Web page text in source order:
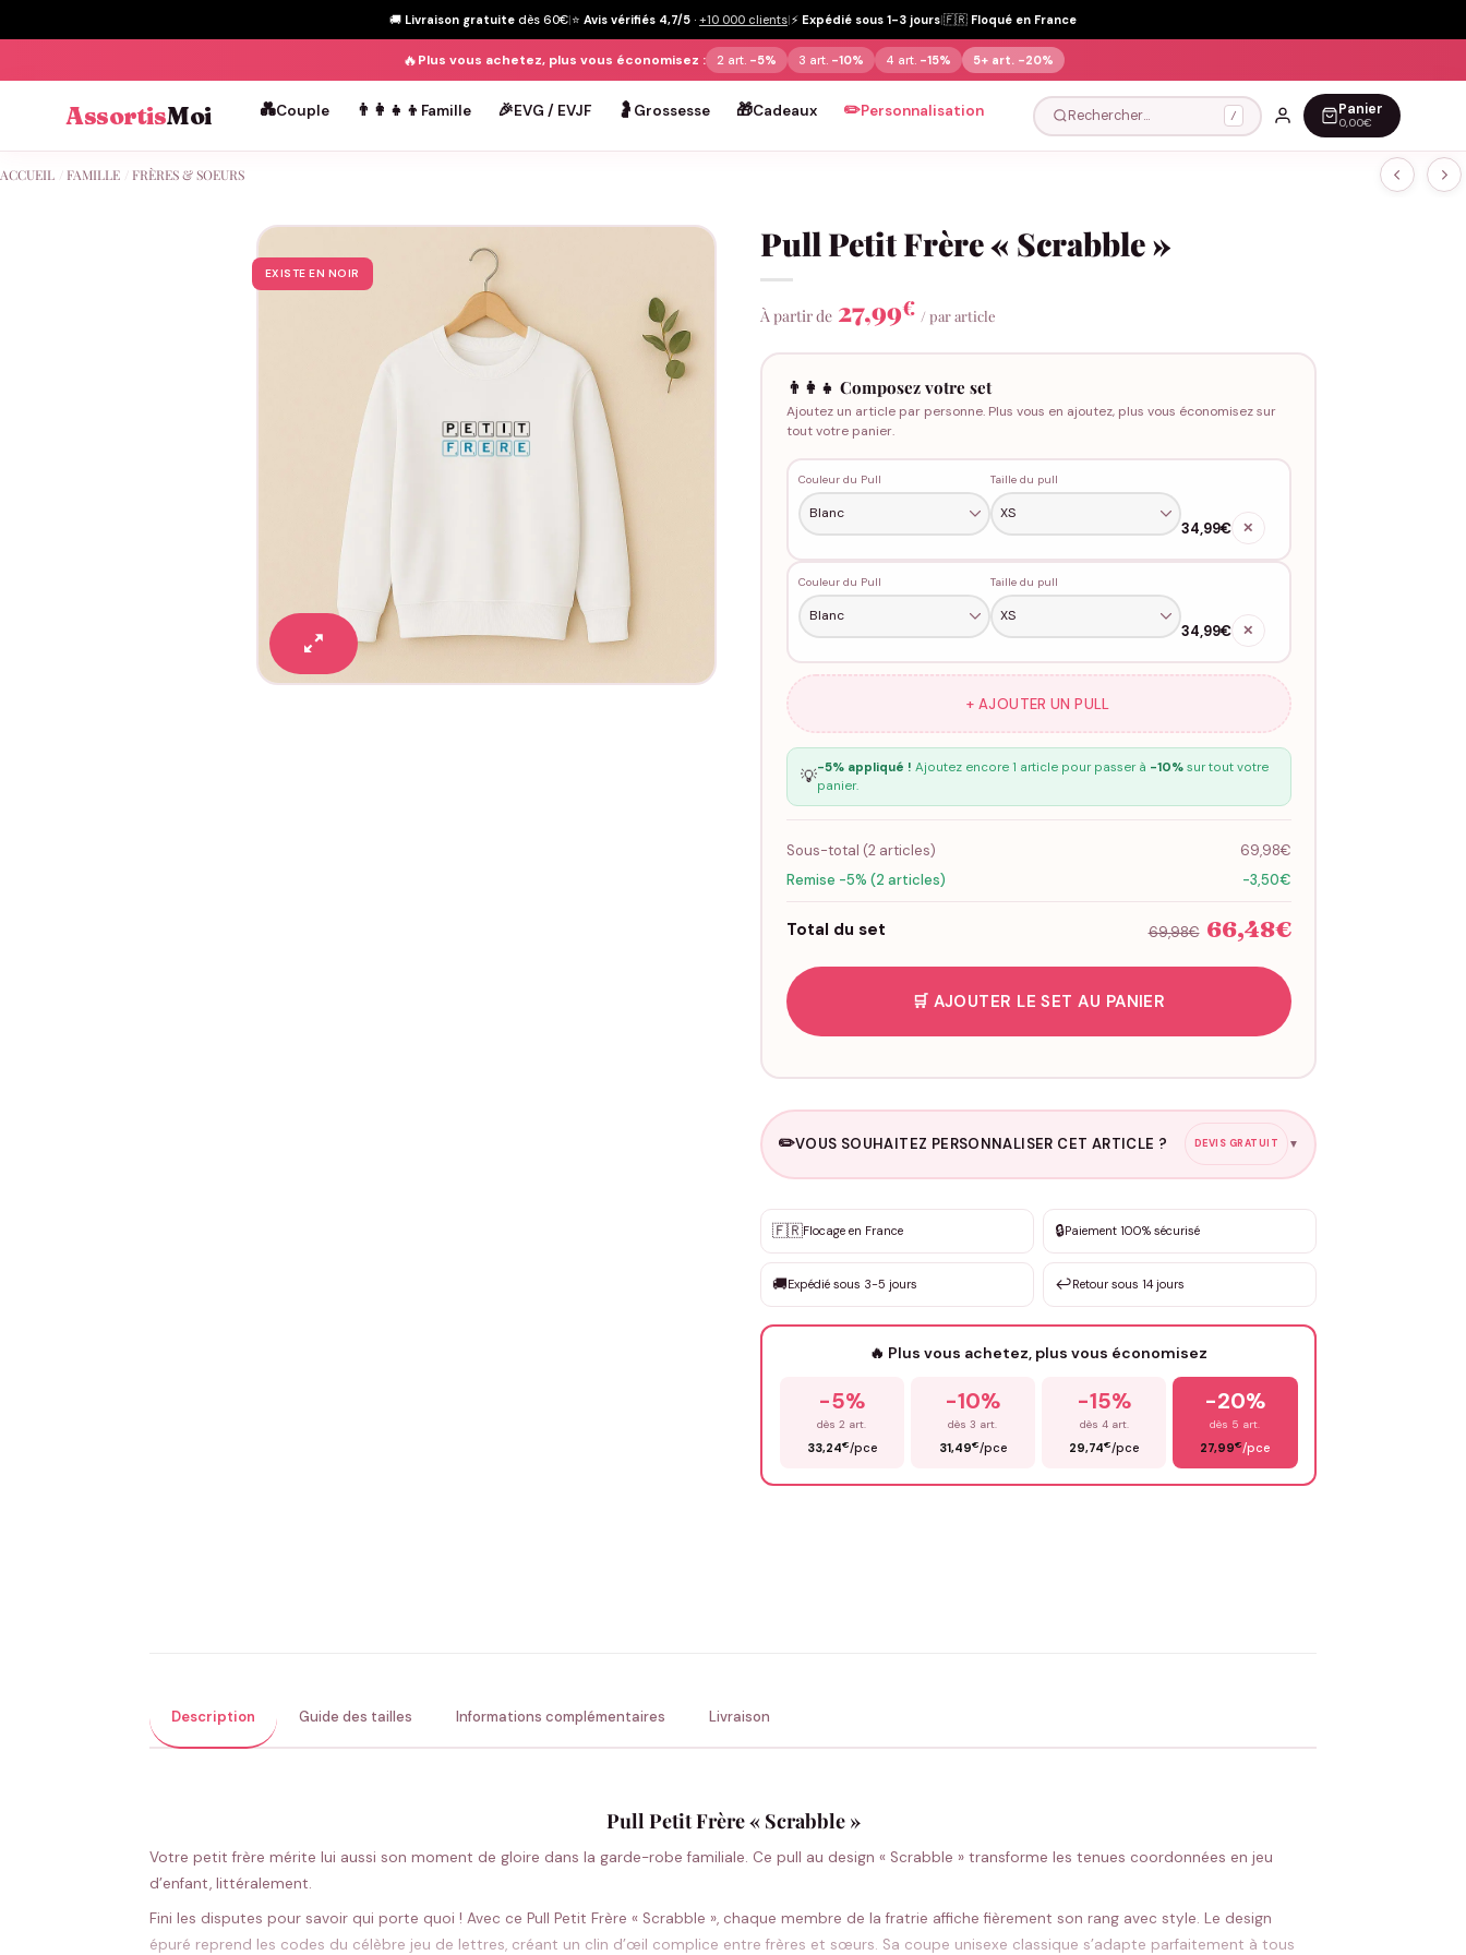
🚚 Livraison gratuite dès 60€|⭐ Avis vérifiés 4,7/5 · +10 000 clients|⚡ Expédié sous 1-3 jours|🇫🇷 Floqué en France
🔥Plus vous achetez, plus vous économisez : 2 art. -5% 3 art. -10% 4 art. -15% 5+ art. -20%
AssortisMoi 💑Couple 👨‍👩‍👧‍👦 Famille 🎉EVG / EVJF 🤰 Grossesse 🎁Cadeaux ✏️Personnalisation Rechercher… / Panier
0,00€
ACCUEIL FAMILLE FRÈRES & SOEURS
EXISTE EN NOIR
Pull Petit Frère « Scrabble »
À partir de 27,99€ / par article
👨‍👩‍👧 Composez votre set
Ajoutez un article par personne. Plus vous en ajoutez, plus vous économisez sur
tout votre panier.
Couleur du Pull Taille du pull
34,99€ ✕
Couleur du Pull Taille du pull
34,99€ ✕
+ AJOUTER UN PULL
💡-5% appliqué ! Ajoutez encore 1 article pour passer à -10%sur tout votre
panier.
Sous-total (2articles)
69,98€
Remise -5% (2 articles)
-3,50€
Total du set 69,98€ 66,48€
🛒 AJOUTER LE SET AU PANIER
✏️VOUS SOUHAITEZ PERSONNALISER CET ARTICLE ? DEVIS GRATUIT ▼
✨ Personnalisation sur mesure
DEVIS GRATUIT · Personnalisation de 3 à 10€ selon la demande
Que souhaitez-vous ?
🇫🇷Flocage en France 🔒Paiement 100% sécurisé
🚚Expédié sous 3-5 jours ↩️Retour sous 14 jours
🔥 Plus vous achetez, plus vous économisez
-5%
dès 2 art.
33,24€/pce
-10%
dès 3 art.
31,49€/pce
-15%
dès 4 art.
29,74€/pce
-20%
dès 5 art.
27,99€/pce
Description Guide des tailles Informations complémentaires Livraison
Pull Petit Frère « Scrabble »
Votre petit frère mérite lui aussi son moment de gloire dans la garde-robe familiale. Ce pull au design « Scrabble » transforme les tenues coordonnées en jeu
d’enfant, littéralement.
Fini les disputes pour savoir qui porte quoi ! Avec ce Pull Petit Frère « Scrabble », chaque membre de la fratrie affiche fièrement son rang avec style. Le design
épuré reprend les codes du célèbre jeu de lettres, créant un clin d’œil complice entre frères et sœurs. Sa coupe unisexe classique s’adapte parfaitement à tous